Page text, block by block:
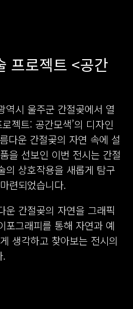
프로젝트 <공간
역시 울주군 간절곶에서 열
젝트: 공간모색’의 디자인
다운 간절곶의 자연 속에 설
을 선보인 이번 전시는 간절
의 상호작용을 새롭게 탐구
련되었습니다.
운 간절곶의 자연을 그래픽
포그래피를 통해 자연과 예
생각하고 찾아보는 전시의
.